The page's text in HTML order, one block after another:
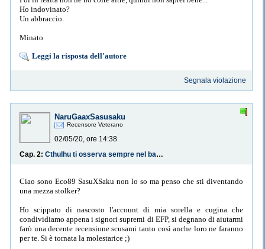
Ho indovinato?
Un abbraccio.
Minato
Leggi la risposta dell'autore
Segnala violazione
NaruGaaxSasusaku
Recensore Veterano
02/05/20, ore 14:38
Cap. 2:
Cthulhu ti osserva sempre nel bagno, quindi vacci quando ancora dorme
Ciao sono Eco89 SasuXSaku non lo so ma penso che sti diventando
una mezza stolker?
Ho scippato di nascosto l'account di mia sorella e cugina che
condividiamo appena i signori supremi di EFP, si degnano di aiutarmi
farò una decente recensione scusami tanto così anche loro ne faranno
per te. Si è tornata la molestarice ;)